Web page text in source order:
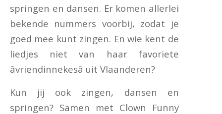
springen en dansen. Er komen allerlei
bekende nummers voorbij, zodat je
goed mee kunt zingen. En wie kent de
liedjes niet van haar favoriete
âvriendinnekesâ uit Vlaanderen?
Kun jij ook zingen, dansen en
springen? Samen met Clown Funny